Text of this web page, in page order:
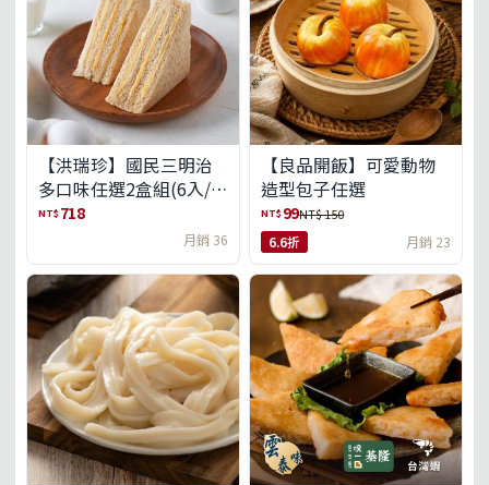
【洪瑞珍】國民三明治
多口味任選2盒組(6入/
盒)(免運)
NT$ 718
月銷 36
【良品開飯】可愛動物
造型包子任選
NT$ 99NT$ 150
6.6折 月銷 23